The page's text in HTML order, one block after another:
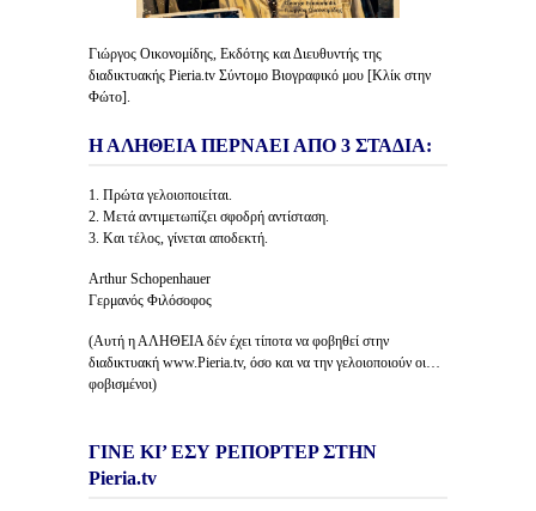
Γιώργος Οικονομίδης, Εκδότης και Διευθυντής της
διαδικτυακής Pieria.tv Σύντομο Βιογραφικό μου [Κλίκ στην
Φώτο].
Η ΑΛΗΘΕΙΑ ΠΕΡΝΑΕΙ ΑΠΟ 3 ΣΤΑΔΙΑ:
1. Πρώτα γελοιοποιείται.
2. Μετά αντιμετωπίζει σφοδρή αντίσταση.
3. Και τέλος, γίνεται αποδεκτή.
Arthur Schopenhauer
Γερμανός Φιλόσοφος
(Αυτή η ΑΛΗΘΕΙΑ δέν έχει τίποτα να φοβηθεί στην
διαδικτυακή www.Pieria.tv, όσο και να την γελοιοποιούν οι…
φοβισμένοι)
ΓΙΝΕ ΚΙ’ ΕΣΥ ΡΕΠΟΡΤΕΡ ΣΤΗΝ
Pieria.tv